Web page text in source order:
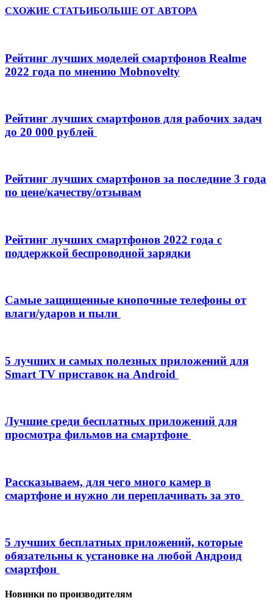
СХОЖИЕ СТАТЬИБОЛЬШЕ ОТ АВТОРА
Рейтинг лучших моделей смартфонов Realme
2022 года по мнению Mobnovelty
Рейтинг лучших смартфонов для рабочих задач
до 20 000 рублей
Рейтинг лучших смартфонов за последние 3 года
по цене/качеству/отзывам
Рейтинг лучших смартфонов 2022 года с
поддержкой беспроводной зарядки
Самые защищенные кнопочные телефоны от
влаги/ударов и пыли
5 лучших и самых полезных приложений для
Smart TV приставок на Android
Лучшие среди бесплатных приложений для
просмотра фильмов на смартфоне
Рассказываем, для чего много камер в
смартфоне и нужно ли переплачивать за это
5 лучших бесплатных приложений, которые
обязательны к установке на любой Андроид
смартфон
Новинки по производителям